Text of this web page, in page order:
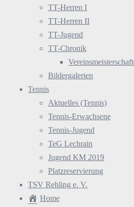
TT-Herren I
TT-Herren II
TT-Jugend
TT-Chronik
Bildergalerien
Tennis
Aktuelles (Tennis)
Tennis-Erwachsene
Tennis-Jugend
TeG Lechrain
Jugend KM 2019
Platzreservierung
TSV Rehling e. V.
Home